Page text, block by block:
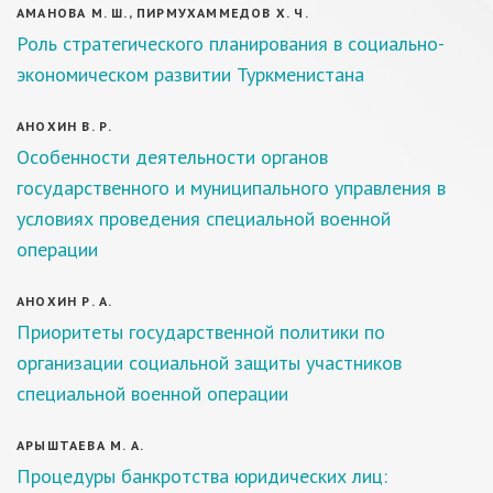
АМАНОВА М. Ш., ПИРМУХАММЕДОВ Х. Ч.
Роль стратегического планирования в социально-
экономическом развитии Туркменистана
АНОХИН В. Р.
Особенности деятельности органов
государственного и муниципального управления в
условиях проведения специальной военной
операции
АНОХИН Р. А.
Приоритеты государственной политики по
организации социальной защиты участников
специальной военной операции
АРЫШТАЕВА М. А.
Процедуры банкротства юридических лиц: